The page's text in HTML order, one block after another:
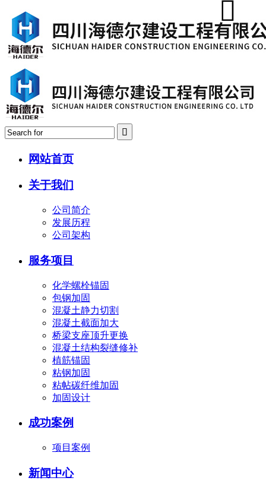
网站首页
关于我们
公司简介
发展历程
公司架构
服务项目
化学螺栓锚固
包钢加固
混凝土静力切割
混凝土截面加大
桥梁支座顶升更换
混凝土结构裂缝修补
植筋锚固
粘钢加固
粘帖碳纤维加固
加固设计
成功案例
项目案例
新闻中心